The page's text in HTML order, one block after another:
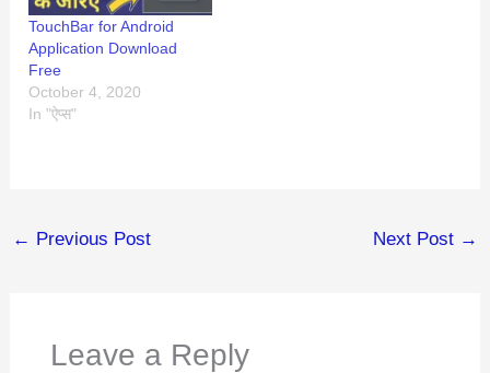
TouchBar for Android
Application Download
Free
October 4, 2020
In "ऐप्स"
← Previous Post Next Post →
Leave a Reply